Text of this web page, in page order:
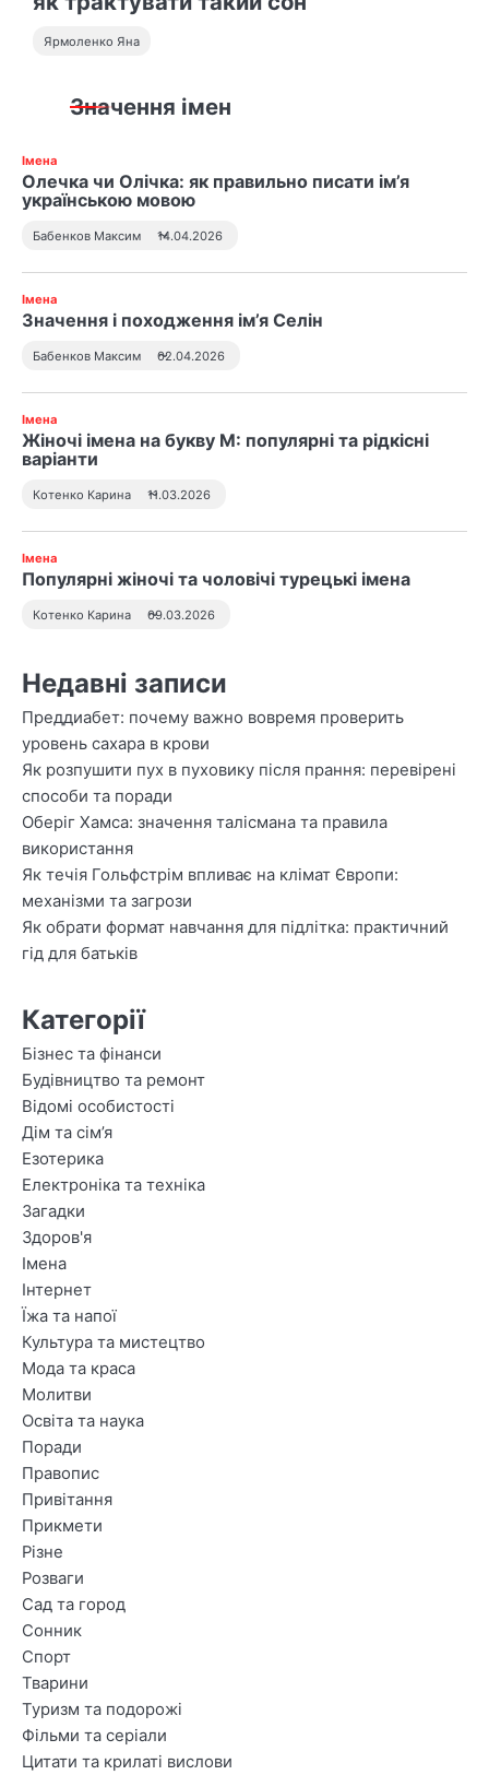
Ярмоленко Яна
Значення імен
Імена
Олечка чи Олічка: як правильно писати ім’я
українською мовою
Бабенков Максим 14.04.2026
Імена
Значення і походження ім’я Селін
Бабенков Максим 02.04.2026
Імена
Жіночі імена на букву М: популярні та рідкісні
варіанти
Котенко Карина 11.03.2026
Імена
Популярні жіночі та чоловічі турецькі імена
Котенко Карина 09.03.2026
Недавні записи
Преддиабет: почему важно вовремя проверить
уровень сахара в крови
Як розпушити пух в пуховику після прання: перевірені
способи та поради
Оберіг Хамса: значення талісмана та правила
використання
Як течія Гольфстрім впливає на клімат Європи:
механізми та загрози
Як обрати формат навчання для підлітка: практичний
гід для батьків
Категорії
Бізнес та фінанси
Будівництво та ремонт
Відомі особистості
Дім та сім’я
Езотерика
Електроніка та техніка
Загадки
Здоров'я
Імена
Інтернет
Їжа та напої
Культура та мистецтво
Мода та краса
Молитви
Освіта та наука
Поради
Правопис
Привітання
Прикмети
Різне
Розваги
Сад та город
Сонник
Спорт
Тварини
Туризм та подорожі
Фільми та серіали
Цитати та крилаті вислови